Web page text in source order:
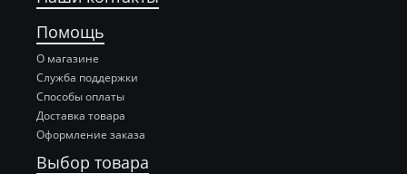
Помощь
О магазине
Служба поддержки
Способы оплаты
Доставка товара
Оформление заказа
Выбор товара